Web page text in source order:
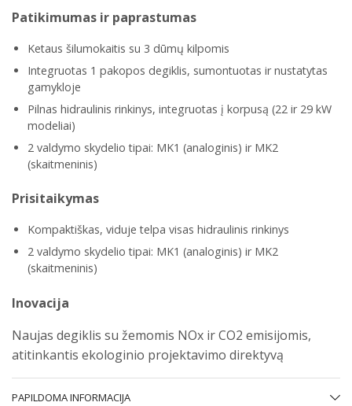
Patikimumas ir paprastumas
Ketaus šilumokaitis su 3 dūmų kilpomis
Integruotas 1 pakopos degiklis, sumontuotas ir nustatytas
gamykloje
Pilnas hidraulinis rinkinys, integruotas į korpusą (22 ir 29 kW
modeliai)
2 valdymo skydelio tipai: MK1 (analoginis) ir MK2
(skaitmeninis)
Prisitaikymas
Kompaktiškas, viduje telpa visas hidraulinis rinkinys
2 valdymo skydelio tipai: MK1 (analoginis) ir MK2
(skaitmeninis)
Inovacija
Naujas degiklis su žemomis NOx ir CO2 emisijomis,
atitinkantis ekologinio projektavimo direktyvą
PAPILDOMA INFORMACIJA